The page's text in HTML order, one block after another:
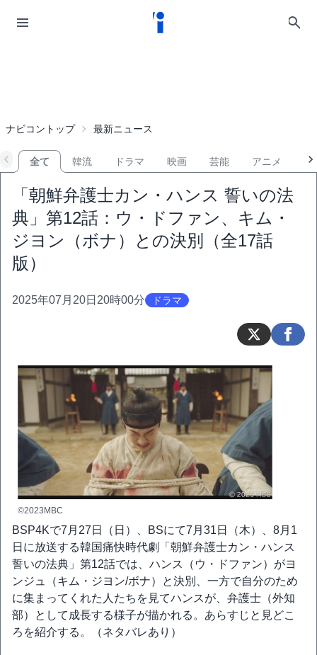
ナビコントップ 最新ニュース
全て 韓流 ドラマ 映画 芸能 アニメ
「朝鮮弁護士カン・ハンス 誓いの法
典」第12話：ウ・ドファン、キム・
ジヨン（ボナ）との決別（全17話
版）
2025年07月20日20時00分 ドラマ
©2023MBC
BSP4Kで7月27日（日）、BSにて7月31日（木）、8月1
日に放送する韓国痛快時代劇「朝鮮弁護士カン・ハンス
誓いの法典」第12話では、ハンス（ウ・ドファン）がヨ
ンジュ（キム・ジヨン/ボナ）と決別、一方で自分のため
に集まってくれた人たちを見てハンスが、弁護士（外知
部）として成長する様子が描かれる。あらすじと見どこ
ろを紹介する。（ネタバレあり）